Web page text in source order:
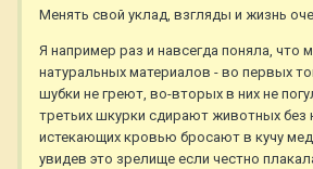
Менять свой уклад, взгляды и жизнь
Я например раз и навсегда поняла, что
натуральных материалов - во первых
шубки не греют, во-вторых в них не
третьих шкурки сдирают животных без
истекающих кровью бросают в кучу
увидев это зрелище если честно